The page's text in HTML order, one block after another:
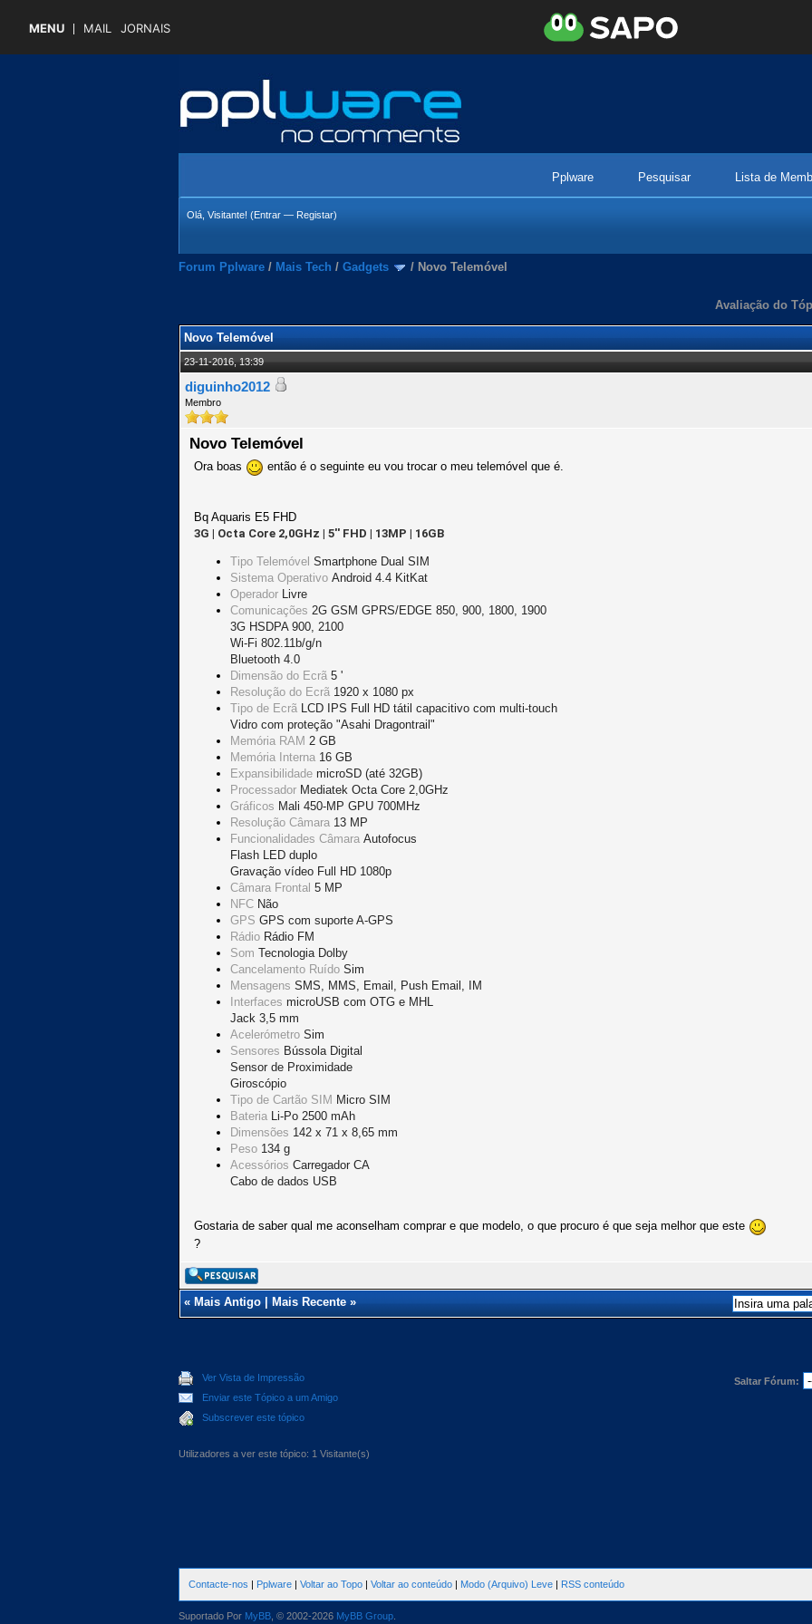
MENU MAIL JORNAIS
Pplware Pesquisar Lista de
Olá, Visitante! (Entrar — Registar)
Forum Pplware / Mais Tech / Gadgets / Novo Telemóvel
Avaliação do
Novo Telemóvel
23-11-2016, 13:39
diguinho2012
Membro
Novo Telemóvel
Ora boas então é o seguinte eu vou trocar o meu telemóvel que é.
Bq Aquaris E5 FHD
3G | Octa Core 2,0GHz | 5'' FHD | 13MP | 16GB
Tipo Telemóvel Smartphone Dual SIM
Sistema Operativo Android 4.4 KitKat
Operador Livre
Comunicações 2G GSM GPRS/EDGE 850, 900, 1800, 1900
3G HSDPA 900, 2100
Wi-Fi 802.11b/g/n
Bluetooth 4.0
Dimensão do Ecrã 5 '
Resolução do Ecrã 1920 x 1080 px
Tipo de Ecrã LCD IPS Full HD tátil capacitivo com multi-touch
Vidro com proteção "Asahi Dragontrail"
Memória RAM 2 GB
Memória Interna 16 GB
Expansibilidade microSD (até 32GB)
Processador Mediatek Octa Core 2,0GHz
Gráficos Mali 450-MP GPU 700MHz
Resolução Câmara 13 MP
Funcionalidades Câmara Autofocus
Flash LED duplo
Gravação vídeo Full HD 1080p
Câmara Frontal 5 MP
NFC Não
GPS GPS com suporte A-GPS
Rádio Rádio FM
Som Tecnologia Dolby
Cancelamento Ruído Sim
Mensagens SMS, MMS, Email, Push Email, IM
Interfaces microUSB com OTG e MHL
Jack 3,5 mm
Acelerómetro Sim
Sensores Bússola Digital
Sensor de Proximidade
Giroscópio
Tipo de Cartão SIM Micro SIM
Bateria Li-Po 2500 mAh
Dimensões 142 x 71 x 8,65 mm
Peso 134 g
Acessórios Carregador CA
Cabo de dados USB
Gostaria de saber qual me aconselham comprar e que modelo, o que procuro é que seja melhor que este
?
«Mais Antigo|Mais Recente»
Ver Vista de Impressão
Enviar este Tópico a um Amigo
Subscrever este tópico
Saltar Fórum:
Utilizadores a ver este tópico: 1 Visitante(s)
Contacte-nos | Pplware | Voltar ao Topo | Voltar ao conteúdo | Modo (Arquivo) Leve | RSS conteúdo
Suportado Por MyBB , © 2002-2026 MyBB Group